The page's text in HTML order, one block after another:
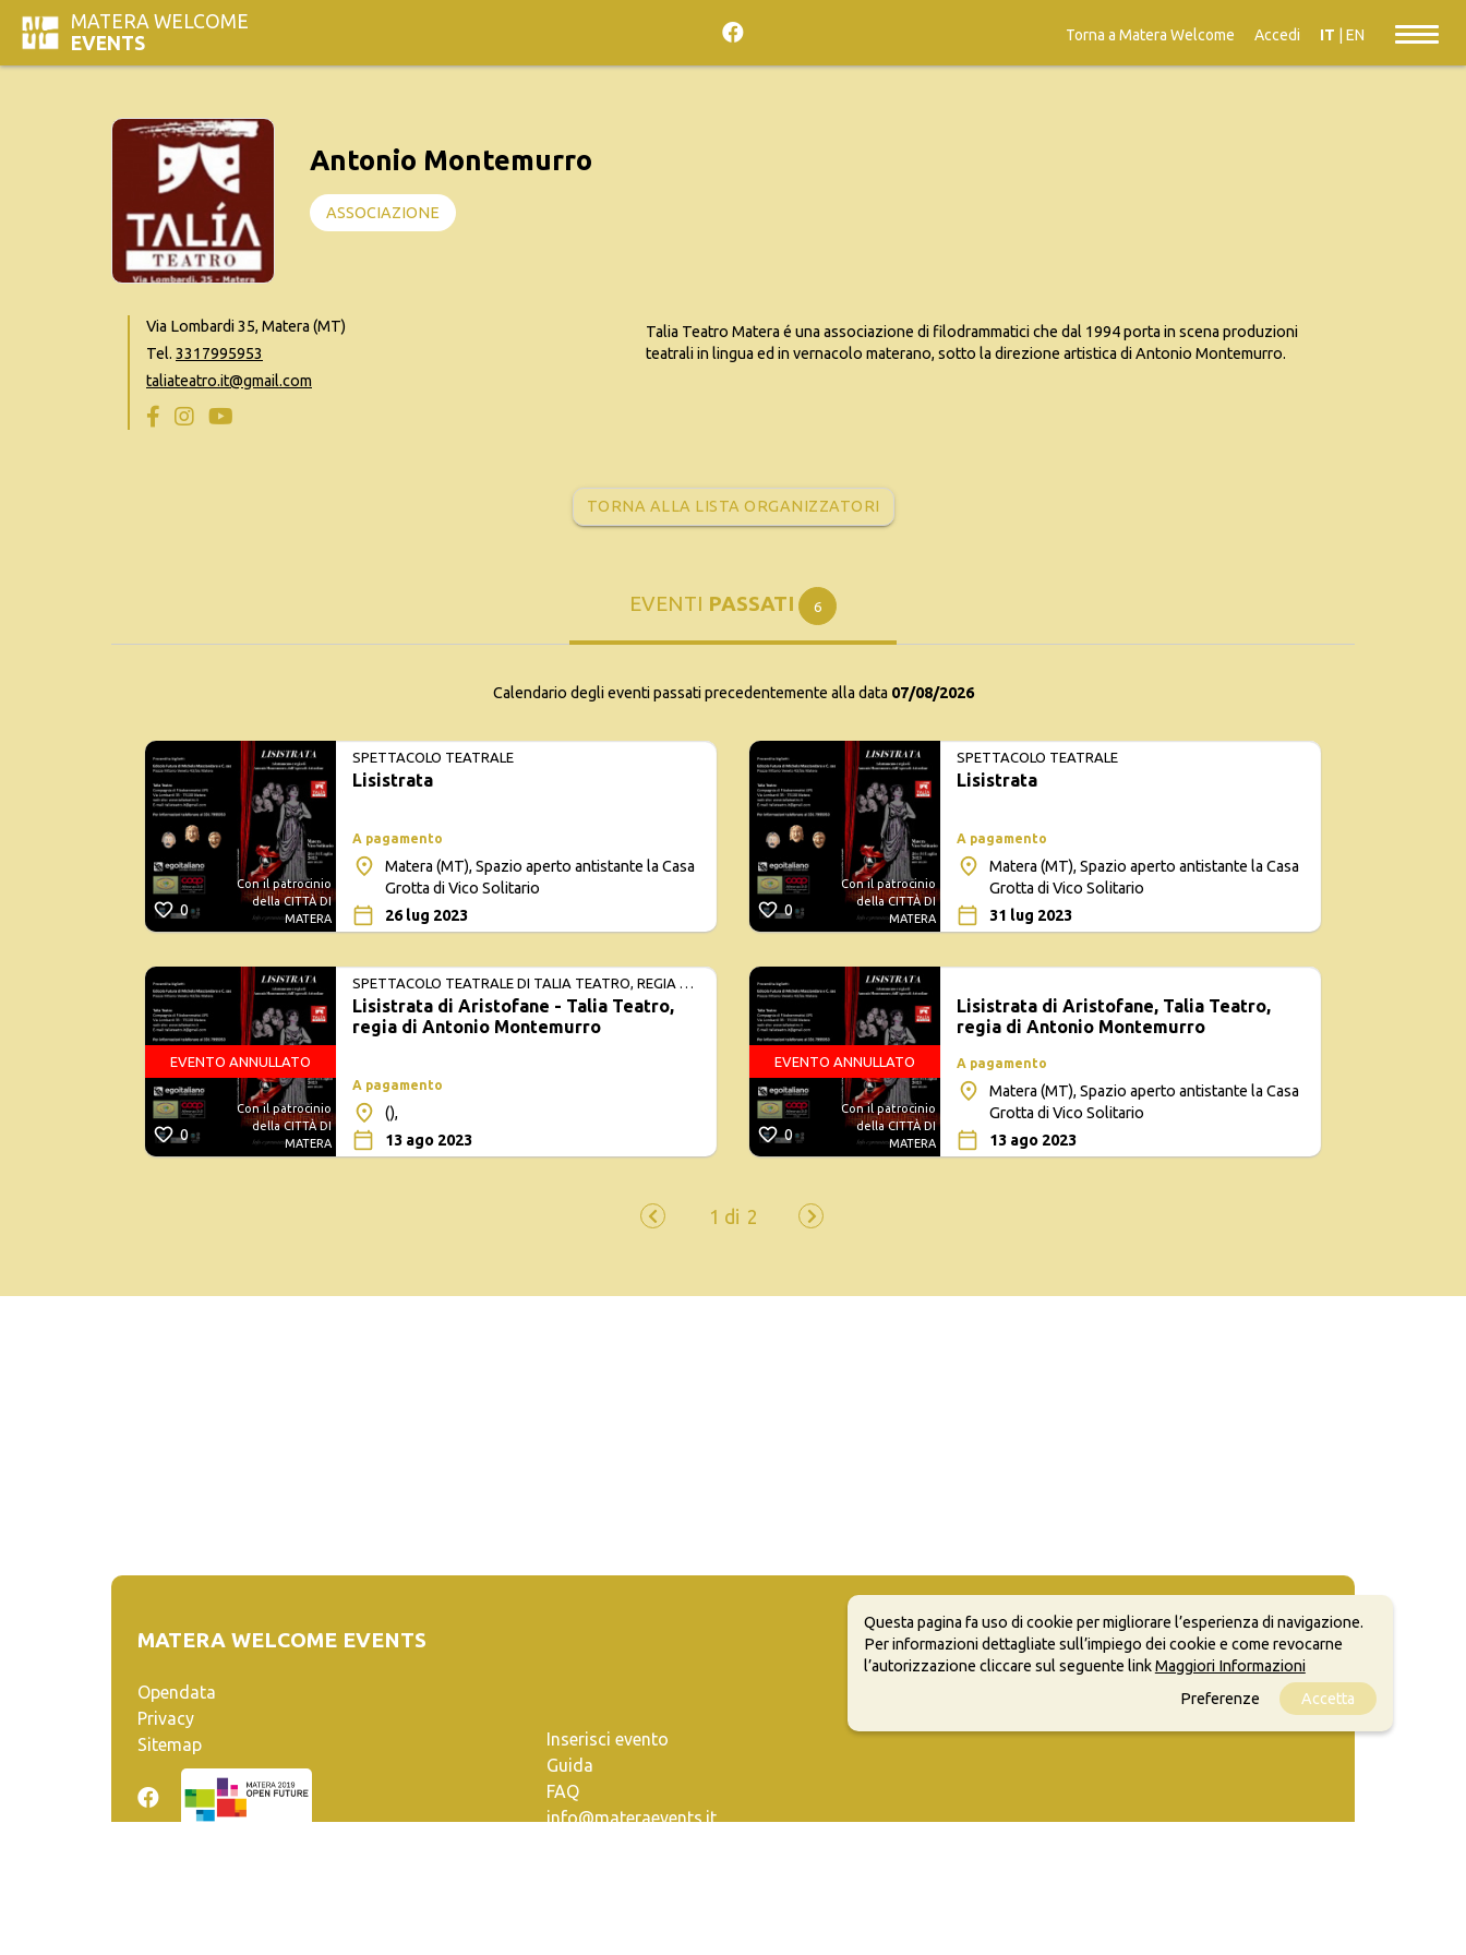
MATERA WELCOME
EVENTS
Torna a Matera Welcome Accedi IT EN
Antonio Montemurro
ASSOCIAZIONE
Via Lombardi 35, Matera (MT)
Tel. 3317995953
taliateatro.it@gmail.com
Talia Teatro Matera é una associazione di filodrammatici che dal 1994 porta in scena produzioni
teatrali in lingua ed in vernacolo materano, sotto la direzione artistica di Antonio Montemurro.
TORNA ALLA LISTA ORGANIZZATORI
EVENTI PASSATI 6
Calendario degli eventi passati precedentemente alla data 07/08/2026
0
Con il patrocinio
della CITTÀ DI
MATERA
SPETTACOLO TEATRALE
Lisistrata
A pagamento
Matera (MT), Spazio aperto antistante la Casa
Grotta di Vico Solitario
26 lug 2023
0
EVENTO ANNULLATO
Con il patrocinio
della CITTÀ DI
MATERA
SPETTACOLO TEATRALE DI TALIA TEATRO, REGIA DI
ANTONIO MONTEMURRO
Lisistrata di Aristofane - Talia Teatro,
regia di Antonio Montemurro
A pagamento
(),
13 ago 2023
0
Con il patrocinio
della CITTÀ DI
MATERA
SPETTACOLO TEATRALE
Lisistrata
A pagamento
Matera (MT), Spazio aperto antistante la Casa
Grotta di Vico Solitario
31 lug 2023
0
EVENTO ANNULLATO
Con il patrocinio
della CITTÀ DI
MATERA
Lisistrata di Aristofane, Talia Teatro,
regia di Antonio Montemurro
A pagamento
Matera (MT), Spazio aperto antistante la Casa
Grotta di Vico Solitario
13 ago 2023
MATERA WELCOME EVENTS
Opendata
Privacy
Sitemap
Inserisci evento
Guida
FAQ
info@materaevents.it
Questa pagina fa uso di cookie per migliorare l’esperienza di navigazione.
Per informazioni dettagliate sull’impiego dei cookie e come revocarne
l’autorizzazione cliccare sul seguente linkMaggiori Informazioni
Preferenze
Accetta